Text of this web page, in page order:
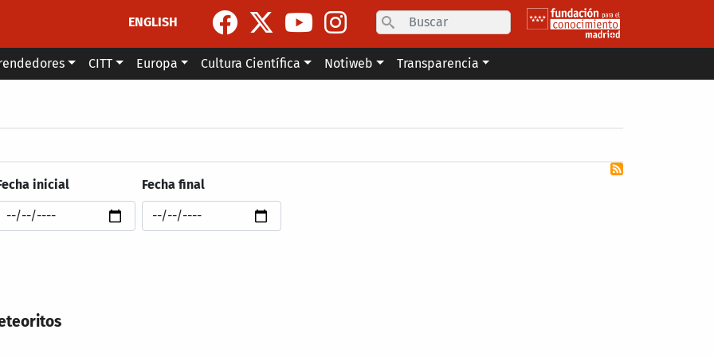
ENGLISH
Search
CITT Europa Cultura Científica Notiweb Transparencia
inicial Fecha final